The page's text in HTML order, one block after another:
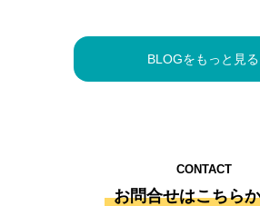
BLOGをもっと見る
CONTACT
お問合せはこちら